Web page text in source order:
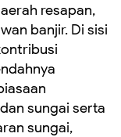
resapan,
banjir. Di sisi
sungai serta
sungai,